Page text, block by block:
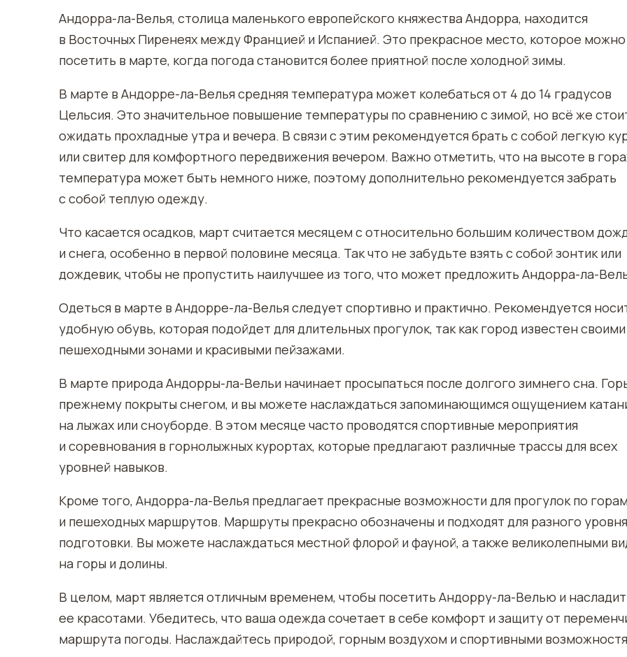
Андорра-ла-Велья, столица маленького европейского княжества Андорра, находится
в Восточных Пиренеях между Францией и Испанией. Это прекрасное место, которое можно
посетить в марте, когда погода становится более приятной после холодной зимы.
В марте в Андорре-ла-Велья средняя температура может колебаться от 4 до 14 градусов
Цельсия. Это значительное повышение температуры по сравнению с зимой, но всё же
ожидать прохладные утра и вечера. В связи с этим рекомендуется брать с собой легкую
или свитер для комфортного передвижения вечером. Важно отметить, что на высоте в
температура может быть немного ниже, поэтому дополнительно рекомендуется забрать
с собой теплую одежду.
Что касается осадков, март считается месяцем с относительно большим количеством
и снега, особенно в первой половине месяца. Так что не забудьте взять с собой зонтик или
дождевик, чтобы не пропустить наилучшее из того, что может предложить Андорра-ла-
Одеться в марте в Андорре-ла-Велья следует спортивно и практично. Рекомендуется
удобную обувь, которая подойдет для длительных прогулок, так как город известен своими
пешеходными зонами и красивыми пейзажами.
В марте природа Андорры-ла-Вельи начинает просыпаться после долгого зимнего сна.
прежнему покрыты снегом, и вы можете наслаждаться запоминающимся ощущением
на лыжах или сноуборде. В этом месяце часто проводятся спортивные мероприятия
и соревнования в горнолыжных курортах, которые предлагают различные трассы для всех
уровней навыков.
Кроме того, Андорра-ла-Велья предлагает прекрасные возможности для прогулок по горам
и пешеходных маршрутов. Маршруты прекрасно обозначены и подходят для разного уровня
подготовки. Вы можете наслаждаться местной флорой и фауной, а также великолепными
на горы и долины.
В целом, март является отличным временем, чтобы посетить Андорру-ла-Велью и
ее красотами. Убедитесь, что ваша одежда сочетает в себе комфорт и защиту от
маршрута погоды. Наслаждайтесь природой, горным воздухом и спортивными